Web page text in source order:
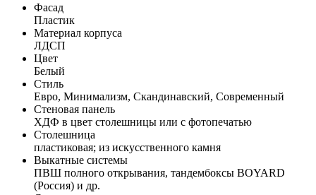
Фасад
Пластик
Материал корпуса
ЛДСП
Цвет
Белый
Стиль
Евро, Минимализм, Скандинавский, Современный
Стеновая панель
ХДФ в цвет столешницы или с фотопечатью
Столешница
пластиковая; из искусственного камня
Выкатные системы
ПВШ полного открывания, тандембоксы BOYARD
(Россия) и др.